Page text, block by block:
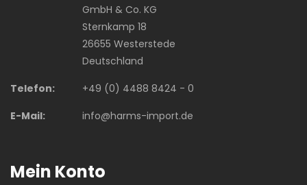
GmbH & Co. KG
Sternkamp 18
26655 Westerstede
Deutschland
Telefon:
+49 (0) 4488 8424 - 0
E-Mail:
info@harms-import.de
Mein Konto